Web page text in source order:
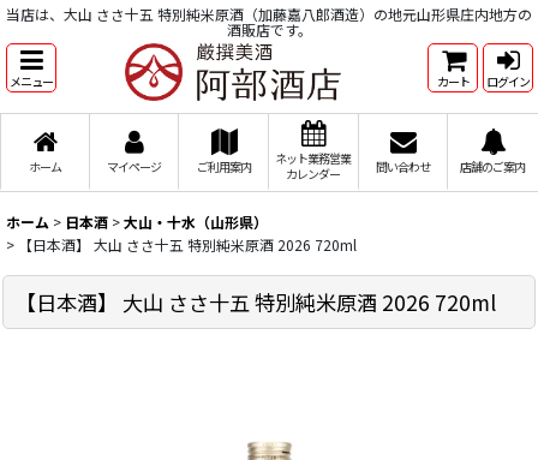
当店は、大山 ささ十五 特別純米原酒（加藤嘉八郎酒造）の地元山形県庄内地方の
酒販店です。
メニュー カート ログイン
ホーム マイページ ご利用案内
ネット業務営業
カレンダー
問い合わせ 店舗のご案内
ホーム > 日本酒 >大山・十水（山形県）
>
【日本酒】 大山 ささ十五 特別純米原酒 2026 720ml
【日本酒】 大山 ささ十五 特別純米原酒 2026 720ml